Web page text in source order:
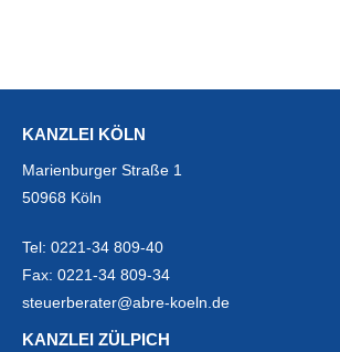
KANZLEI KÖLN
Marienburger Straße 1
50968 Köln
Tel: 0221-34 809-40
Fax: 0221-34 809-34
steuerberater@abre-koeln.de
KANZLEI ZÜLPICH